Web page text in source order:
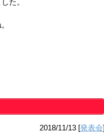
た。
2018/11/13[発表会